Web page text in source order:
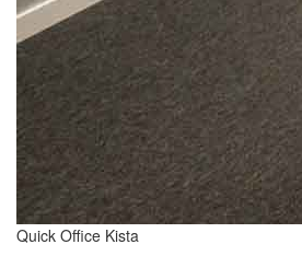
Quick Office Kista